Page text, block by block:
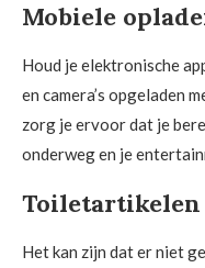
Mobiele
Houd je elektronische
en camera’s opgeladen
zorg je ervoor dat je
onderweg en je
Toiletartikelen
Het kan zijn dat er niet